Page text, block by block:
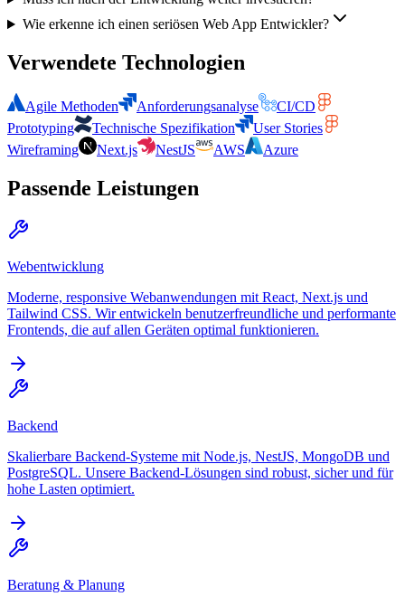
Wie erkenne ich einen seriösen Web App Entwickler?
Verwendete Technologien
Agile Methoden Anforderungsanalyse
CI/CD
Prototyping
Technische Spezifikation
User Stories
Wireframing
Next.js NestJS AWS Azure
Passende Leistungen
Webentwicklung
Moderne, responsive Webanwendungen mit React, Next.js und
Tailwind CSS. Wir entwickeln benutzerfreundliche und performante
Frontends, die auf allen Geräten optimal funktionieren.
Backend
Skalierbare Backend-Systeme mit Node.js, NestJS, MongoDB und
PostgreSQL. Unsere Backend-Lösungen sind robust, sicher und für
hohe Lasten optimiert.
Beratung & Planung